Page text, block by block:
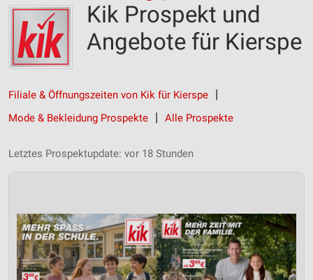
Kik Prospekt und
Angebote für Kierspe
Filiale & Öffnungszeiten von Kik für Kierspe
Mode & Bekleidung Prospekte
Alle Prospekte
Letztes Prospektupdate: vor 18 Stunden